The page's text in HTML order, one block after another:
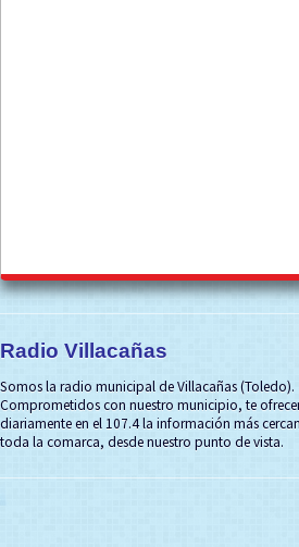
Radio Villacañas
Somos la radio municipal de Villacañas (Toledo).
Comprometidos con nuestro municipio, te
diariamente en el 107.4 la información más
toda la comarca, desde nuestro punto de vista.